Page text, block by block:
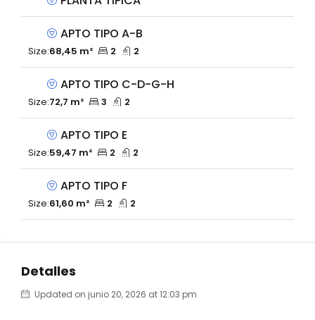
APTO TIPO A-B
Size:68,45 m² 2 2
APTO TIPO C-D-G-H
Size:72,7 m² 3 2
APTO TIPO E
Size:59,47 m² 2 2
APTO TIPO F
Size:61,60 m² 2 2
Detalles
Updated on junio 20, 2026 at 12:03 pm